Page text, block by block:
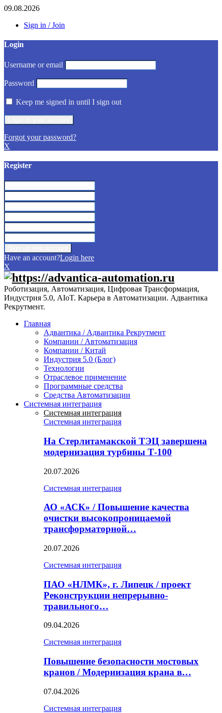
09.08.2026
Sign in / Join
Login
Username or email
Password
Keep me signed in until I sign out
Forgot your password?
X
Register
Have an account?Login here
X
Роботизация, Автоматизация, Цифровая Трансформация,
Индустрия 5.0, AIoT. Карьера в Автоматизации. Адвантика
Рекрутмент.
Главная
Адвантика / Адвантика Рекрутмент
Компании / Автоматизация
Компании / Китай
Индустрия 5.0 (Блог)
Технологии
Отраслевое применение
Программные средства
Средства Автоматизации
Системная интеграция
Системная интеграция
Системная интеграция
На Стерлитамакской ТЭЦ завершена
модернизация турбины Т-100
20.07.2026
Системная интеграция
АО «АСК» / Повышение качества
очистки высокопроницаемой
трансформаторной…
20.07.2026
Системная интеграция
ПАО «НЛМК», г. Липецк / проект
Реконструкции непрерывно-
травильного…
09.04.2026
Системная интеграция
Повышение безопасности мостовых
кранов / Модернизация крана в…
07.04.2026
Системная интеграция